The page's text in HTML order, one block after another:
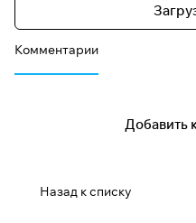
Комментарии
Добавить
Назад к списку